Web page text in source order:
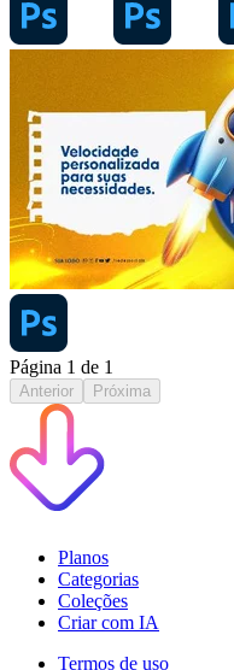
Página 1 de 1
Anterior Próxima
Planos
Categorias
Coleções
Criar com IA
Termos de uso